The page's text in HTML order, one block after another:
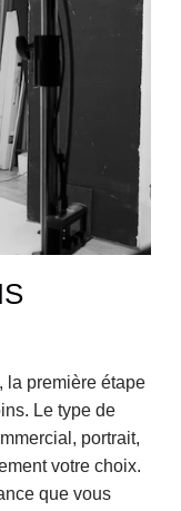
la première étape
portrait,
votre choix.
que vous